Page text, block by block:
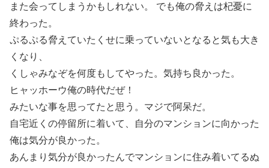
また会ってしまうかもしれない。 でも俺の脅えは杞憂に
終わった。
ぷるぷる脅えていたくせに乗っていないとなると気も大き
くなり、
くしゃみなぞを何度もしてやった。気持ち良かった。
ヒャッホーウ俺の時代だぜ！
みたいな事を思ってたと思う。マジで阿呆だ。
自宅近くの停留所に着いて、自分のマンションに向かった
俺は気分が良かった。
あんまり気分が良かったんでマンションに住み着いてるぬ